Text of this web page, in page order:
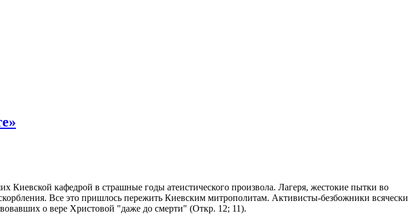
Киевской кафедрой в страшные годы атеистического произвола. Лагеря, жестокие пытки во
Все это пришлось пережить Киевским митрополитам. Активисты-безбожники всячески
о вере Христовой "даже до смерти" (Откр. 12; 11).